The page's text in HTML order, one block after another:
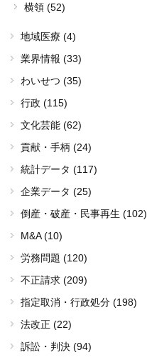
横領 (52)
地域医療 (4)
業界情報 (33)
わいせつ (35)
行政 (115)
文化芸能 (62)
貢献・手柄 (24)
統計データ (117)
企業データ (25)
倒産・破産・民事再生 (102)
M&A (10)
労務問題 (120)
不正請求 (209)
指定取消・行政処分 (198)
法改正 (22)
訴訟・判決 (94)